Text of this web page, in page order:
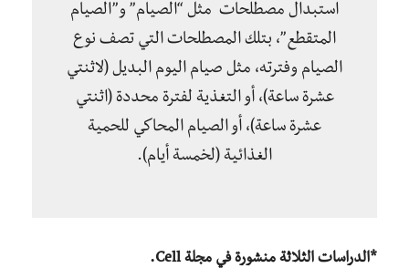
استبدال مصطلحات مثل “الصيام” و”الصيام
المتقطع”، بتلك المصطلحات التي تصف نوع
الصيام وفترته، مثل صيام اليوم البديل (لاثنتي
عشرة ساعة)، أو التغذية لفترة محددة (اثنتي
عشرة ساعة)، أو الصيام المحاكي للحمية
الغذائية (لخمسة أيام).
*الدراسات الثلاثة منشورة في مجلة Cell.